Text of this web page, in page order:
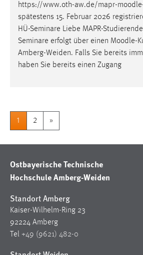
https://www.oth-aw.de/mapr-moodle
spätestens 15. Februar 2026
HÜ-Seminare Liebe MAPR-
Seminare erfolgt über einen Moodle-
Amberg-Weiden. Falls Sie bereits
haben Sie bereits einen Zugang
1 2 »
Ostbayerische Technische
Hochschule Amberg-Weiden
Standort Amberg
Kaiser-Wilhelm-Ring 23
92224 Amberg
Tel +49 (9621) 482-0